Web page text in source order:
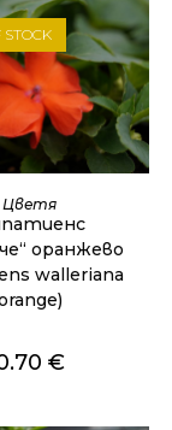
STOCK
ОЩЕ
Цветя
оранжево
walleriana
€